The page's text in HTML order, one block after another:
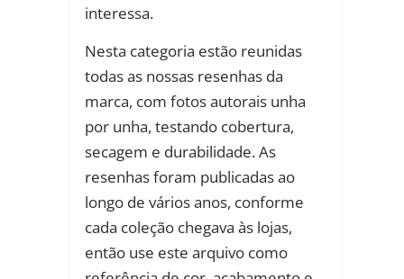
interessa.
Nesta categoria estão reunidas
todas as nossas resenhas da
marca, com fotos autorais unha
por unha, testando cobertura,
secagem e durabilidade. As
resenhas foram publicadas ao
longo de vários anos, conforme
cada coleção chegava às lojas,
então use este arquivo como